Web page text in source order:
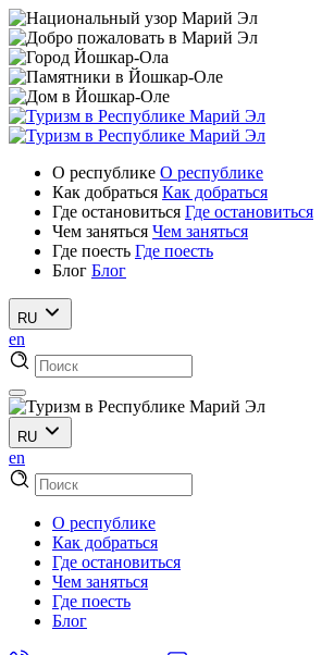
О республике О республике
Как добраться Как добраться
Где остановиться Где остановиться
Чем заняться Чем заняться
Где поесть Где поесть
Блог Блог
RU
en
RU
en
О республике
Как добраться
Где остановиться
Чем заняться
Где поесть
Блог